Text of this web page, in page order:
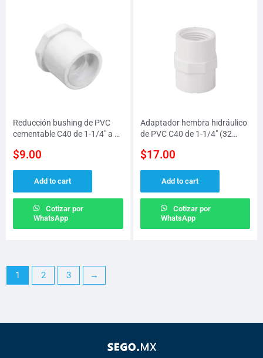
Reducción bushing de PVC
cementable C40 de 1-1/4″ a 1″
$9.00
Add to cart
Cotizar por
WhatsApp
Adaptador hembra hidráulico
de PVC C40 de 1-1/4″ (32
$17.00
Add to cart
Cotizar por
WhatsApp
1 2 3 →